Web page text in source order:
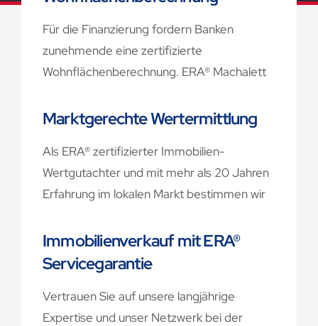
Für die Finanzierung fordern Banken
zunehmende eine zertifizierte
Wohnflächenberechnung. ERA® Machalett
Wohnflächenberechnungen und auch
Zur Wohnflächenberechnung
Marktgerechte Wertermittlung
Als ERA® zertifizierter Immobilien-
Wertgutachter und mit mehr als 20 Jahren
Erfahrung im lokalen Markt bestimmen wir
Planungssicherheit im gesamten
Verkaufsprozess Ihrer Immobilie.
Immobilienverkauf mit ERA®
Servicegarantie
Vertrauen Sie auf unsere langjährige
Expertise und unser Netzwerk bei der